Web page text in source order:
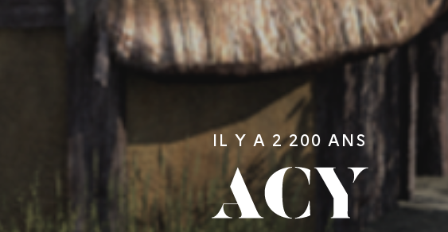
IL Y A 2 200 ANS